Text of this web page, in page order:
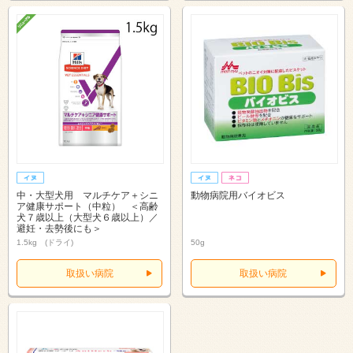
中・大型犬用 マルチケア＋シニ
ア健康サポート（中粒） ＜高齢
犬７歳以上（大型犬６歳以上）／
避妊・去勢後にも＞
1.5kg (ドライ)
取扱い病院
動物病院用バイオビス
50g
取扱い病院